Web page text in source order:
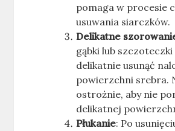
pomaga w procesie
usuwania siarczków.
Delikatne
gąbki lub
delikatnie usunąć
powierzchni srebra.
ostrożnie, aby nie
delikatnej
Płukanie: Po